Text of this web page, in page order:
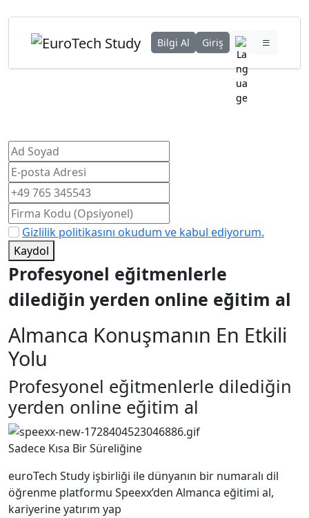
Bilgi Al Giriş
Gizlilik politikasını okudum ve kabul ediyorum.
Kaydol
Profesyonel eğitmenlerle
dilediğin yerden online eğitim al
Almanca Konuşmanın En Etkili
Yolu
Profesyonel eğitmenlerle dilediğin
yerden online eğitim al
Sadece Kısa Bir Süreliğine
euroTech Study işbirliği ile dünyanın bir numaralı dil
öğrenme platformu Speexx’den Almanca eğitimi al,
kariyerine yatırım yap